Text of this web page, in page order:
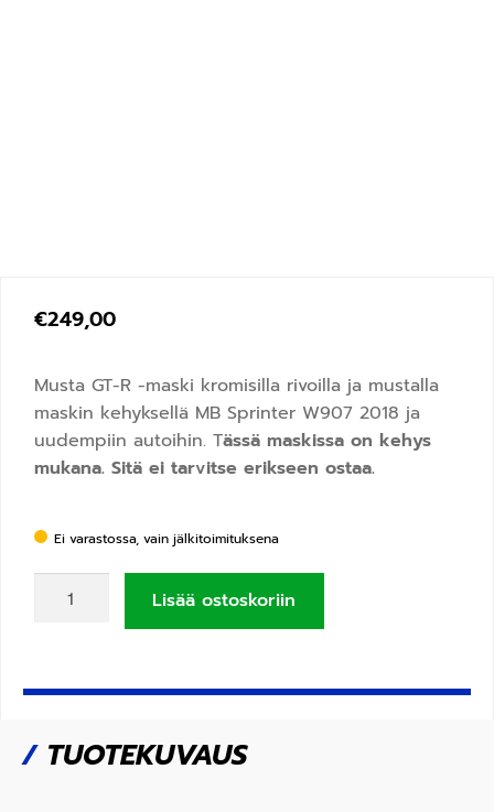
€249,00
Musta GT-R -maski kromisilla rivoilla ja mustalla
maskin kehyksellä MB Sprinter W907 2018 ja
uudempiin autoihin. Tässä maskissa on kehys
mukana. Sitä ei tarvitse erikseen ostaa.
Ei varastossa, vain jälkitoimituksena
Lisää ostoskoriin
/TUOTEKUVAUS